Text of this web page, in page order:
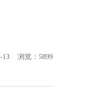
浏览：5899
13